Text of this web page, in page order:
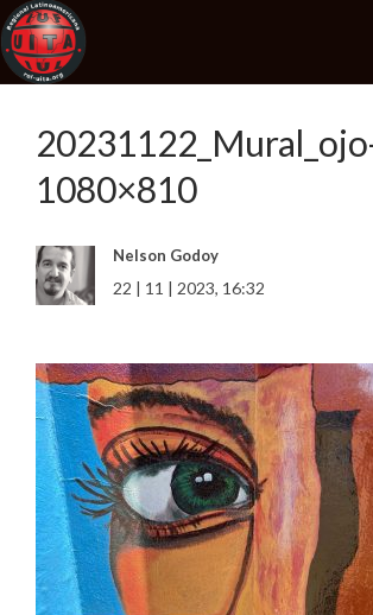
1080×810
Nelson Godoy
22 | 11 | 2023, 16:32